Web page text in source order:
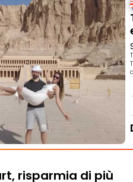
risparmia di più